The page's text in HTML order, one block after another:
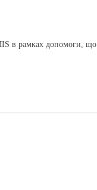
в рамках допомоги, що